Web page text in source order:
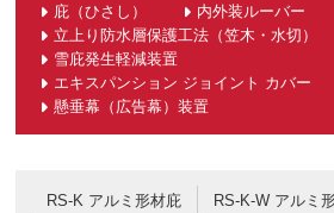
庇（ひさし） 内外装ルーバー
立上り防水層保護工法（笠木・水切）
雪庇発生軽減装置
エキスパンション ジョイント カバー
懸垂幕（広告幕）装置
RS-K アルミ形材庇
RS-K-W アルミ